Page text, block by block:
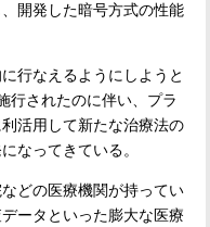
開発した暗号方式の性能
行なえるようにしようと
行されたのに伴い、プラ
活用して新たな治療法の
なってきている。
どの医療機関が持ってい
ータといった膨大な医療